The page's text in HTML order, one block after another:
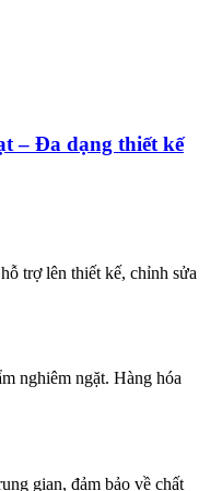
– Đa dạng thiết kế
trợ lên thiết kế, chỉnh sửa
nghiêm ngặt. Hàng hóa
gian, đảm bảo về chất